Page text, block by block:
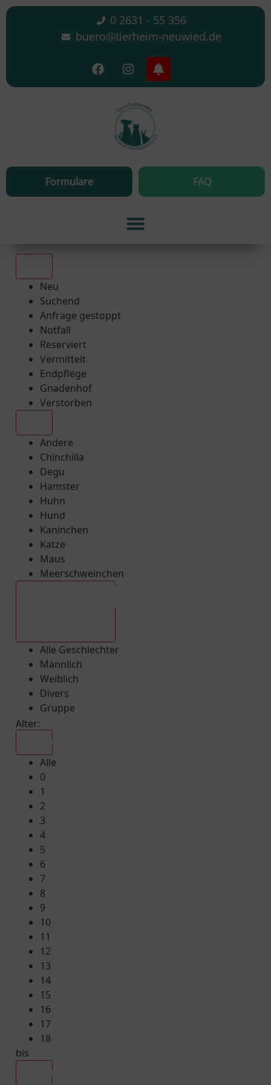
0 2631 - 55 356
buero@tierheim-neuwied.de
Formulare FAQ
Neu
Suchend
Anfrage gestoppt
Notfall
Reserviert
Vermittelt
Endpflege
Gnadenhof
Verstorben
Andere
Chinchilla
Degu
Hamster
Huhn
Hund
Kaninchen
Katze
Maus
Meerschweinchen
Alle Geschlechter
Männlich
Weiblich
Divers
Gruppe
Alter:
Alle
0
1
2
3
4
5
6
7
8
9
10
11
12
13
14
15
16
17
18
bis